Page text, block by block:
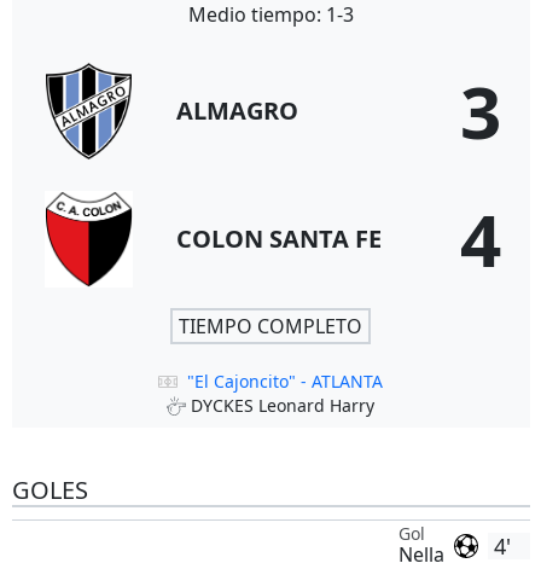
Medio tiempo: 1-3
ALMAGRO 3
COLON SANTA FE 4
TIEMPO COMPLETO
"El Cajoncito" - ATLANTA
DYCKES Leonard Harry
GOLES
4'
Gol
Nella